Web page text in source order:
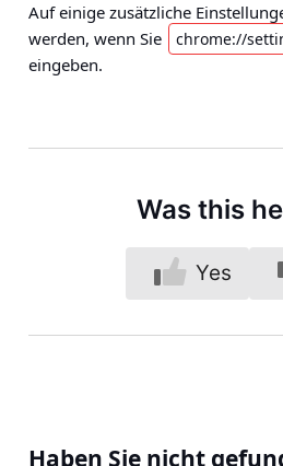
Auf einige zusätzliche
werden, wenn Sie
chrome://
eingeben.
Was this
Yes
Haben Sie nicht